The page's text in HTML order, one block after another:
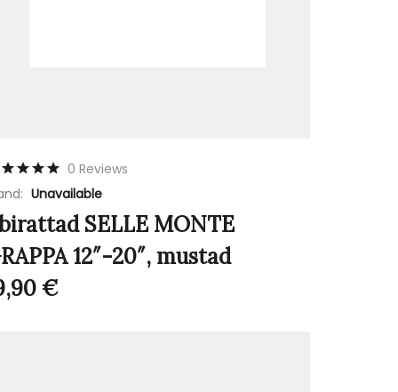
0 Reviews
Unavailable
SELLE MONTE
12″-20″, mustad
€